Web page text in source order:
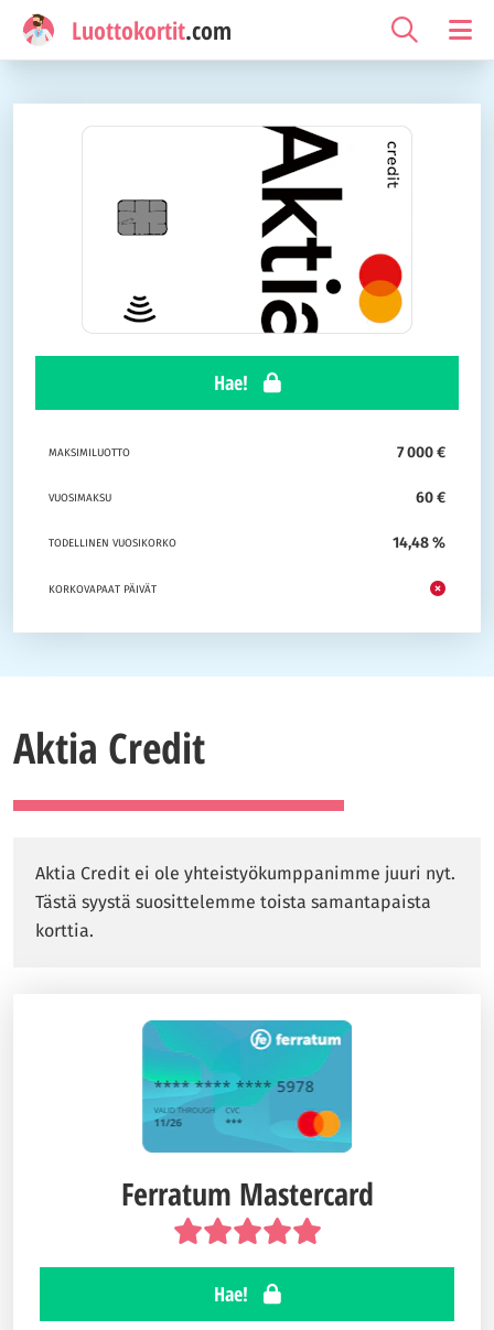
Luottokortit.com
Hae!
MAKSIMILUOTTO 7 000 €
VUOSIMAKSU 60 €
TODELLINEN VUOSIKORKO 14,48 %
KORKOVAPAAT PÄIVÄT
Aktia Credit
Aktia Credit ei ole yhteistyökumppanimme juuri nyt.
Tästä syystä suosittelemme toista samantapaista
korttia.
Ferratum Mastercard
Hae!